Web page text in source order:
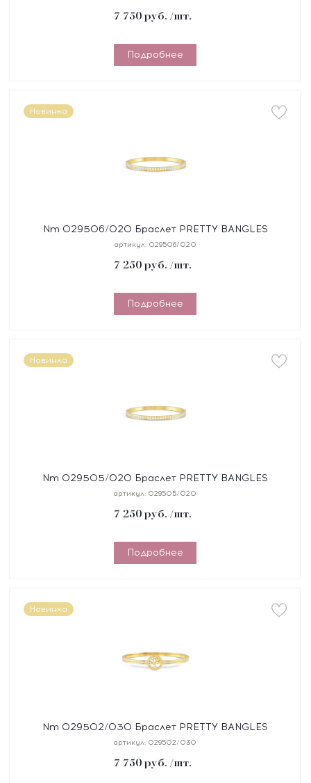
7 750 руб. /шт.
Подробнее
Новинка
Nm 029506/020 Браслет PRETTY BANGLES
размер 19 см, сталь, цирконы белые, покрытие
артикул: 029506/020
7 250 руб. /шт.
Подробнее
Новинка
Nm 029505/020 Браслет PRETTY BANGLES
размер 17 см, сталь, цирконы белые, покрытие
артикул: 029505/020
7 250 руб. /шт.
Подробнее
Новинка
Nm 029502/030 Браслет PRETTY BANGLES
"ДЕРЕВО ЖИЗНИ" размер 19 см, сталь, цирконы,
артикул: 029502/030
7 750 руб. /шт.